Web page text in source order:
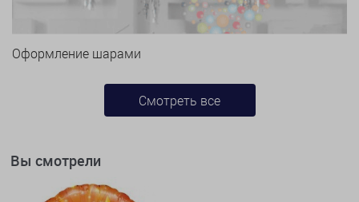
Оформление шарами
Смотреть все
Вы смотрели